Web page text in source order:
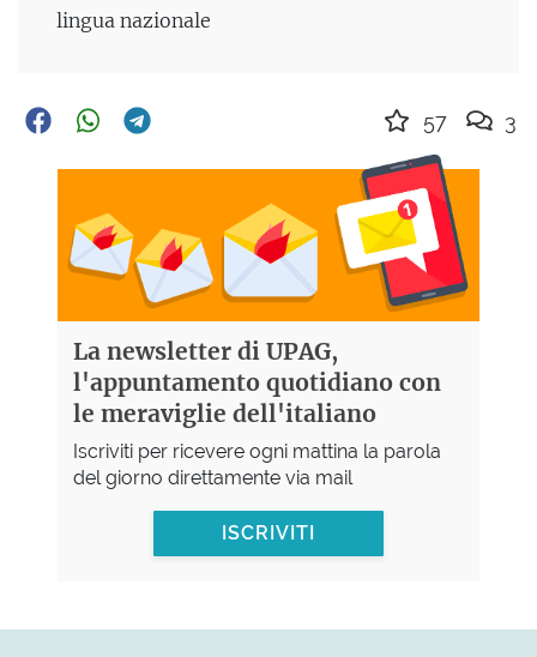
lingua nazionale
57 3
La newsletter di UPAG,
l'appuntamento quotidiano con
le meraviglie dell'italiano
Iscriviti per ricevere ogni mattina la parola
del giorno direttamente via mail
ISCRIVITI